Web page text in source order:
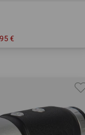
€